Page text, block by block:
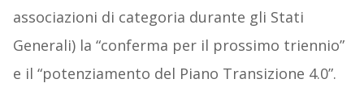
associazioni di categoria durante gli Stati
Generali) la “conferma per il prossimo triennio”
e il “potenziamento del Piano Transizione 4.0”.